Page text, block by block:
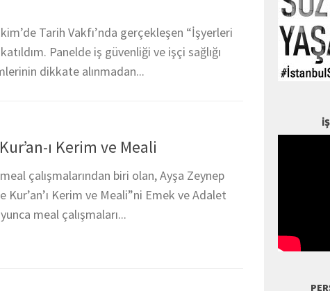
Tarih Vakfı’nda gerçekleşen “İşyerleri
Panelde iş güvenliği ve işçi sağlığı
dikkate alınmadan...
ı Kerim ve Meali
çalışmalarından biri olan, Ayşa Zeynep
Kur’an’ı Kerim ve Meali”ni Emek ve Adalet
meal çalışmaları...